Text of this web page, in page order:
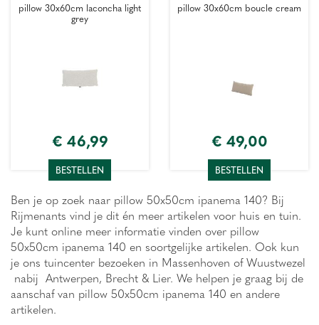
pillow 30x60cm laconcha light
grey
€ 46,99
BESTELLEN
pillow 30x60cm boucle cream
€ 49,00
BESTELLEN
Ben je op zoek naar pillow 50x50cm ipanema 140? Bij
Rijmenants vind je dit én meer artikelen voor huis en tuin.
Je kunt online meer informatie vinden over pillow
50x50cm ipanema 140 en soortgelijke artikelen. Ook kun
je ons tuincenter bezoeken in Massenhoven of Wuustwezel
nabij Antwerpen, Brecht & Lier. We helpen je graag bij de
aanschaf van pillow 50x50cm ipanema 140 en andere
artikelen.